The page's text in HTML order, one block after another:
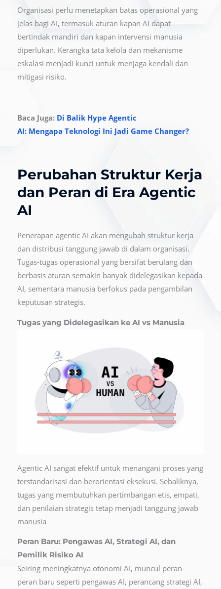
Organisasi perlu menetapkan batas operasional yang
jelas bagi AI, termasuk aturan kapan AI dapat
bertindak mandiri dan kapan intervensi manusia
diperlukan. Kerangka tata kelola dan mekanisme
eskalasi menjadi kunci untuk menjaga kendali dan
mitigasi risiko.
Baca Juga: Di Balik Hype Agentic
AI: Mengapa Teknologi Ini Jadi Game Changer?
Perubahan Struktur Kerja
dan Peran di Era Agentic
AI
Penerapan agentic AI akan mengubah struktur kerja
dan distribusi tanggung jawab di dalam organisasi.
Tugas-tugas operasional yang bersifat berulang dan
berbasis aturan semakin banyak didelegasikan kepada
AI, sementara manusia berfokus pada pengambilan
keputusan strategis.
Tugas yang Didelegasikan ke AI vs Manusia
Agentic AI sangat efektif untuk menangani proses yang
terstandarisasi dan berorientasi eksekusi. Sebaliknya,
tugas yang membutuhkan pertimbangan etis, empati,
dan penilaian strategis tetap menjadi tanggung jawab
manusia
Peran Baru: Pengawas AI, Strategi AI, dan
Pemilik Risiko AI
Seiring meningkatnya otonomi AI, muncul peran-
peran baru seperti pengawas AI, perancang strategi AI,